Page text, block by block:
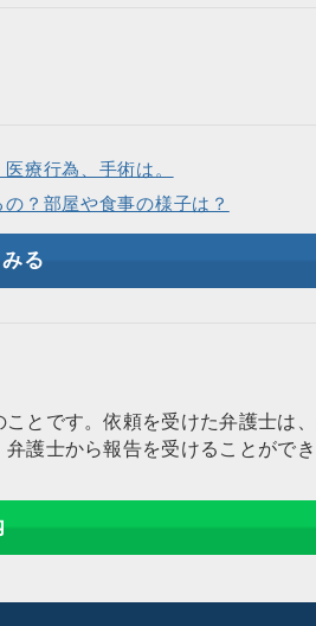
療行為、手術は。
？部屋や食事の様子は？
る
ことです。依頼を受けた弁護士は
護士から報告を受けることができ